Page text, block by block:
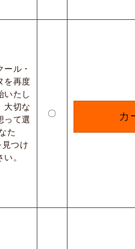
ール・
を再度
いたし
大切な
って選
た
見つけ
。
〇 カ